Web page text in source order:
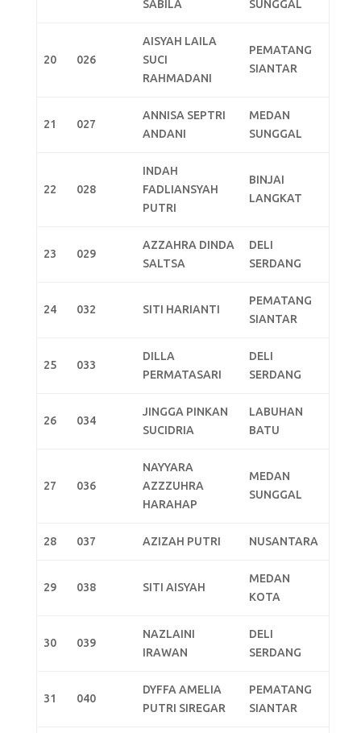
SABILA
SUNGGAL
20 026
AISYAH LAILA
SUCI
RAHMADANI
PEMATANG
SIANTAR
21 027
ANNISA SEPTRI
ANDANI
MEDAN
SUNGGAL
22 028
INDAH
FADLIANSYAH
PUTRI
BINJAI
LANGKAT
23 029
AZZAHRA DINDA
SALTSA
DELI
SERDANG
24 032 SITI HARIANTI
PEMATANG
SIANTAR
25 033
DILLA
PERMATASARI
DELI
SERDANG
26 034
JINGGA PINKAN
SUCIDRIA
LABUHAN
BATU
27 036
NAYYARA
AZZZUHRA
HARAHAP
MEDAN
SUNGGAL
28 037 AZIZAH PUTRI NUSANTARA
29 038 SITI AISYAH
MEDAN
KOTA
30 039
NAZLAINI
IRAWAN
DELI
SERDANG
31 040
DYFFA AMELIA
PUTRI SIREGAR
PEMATANG
SIANTAR